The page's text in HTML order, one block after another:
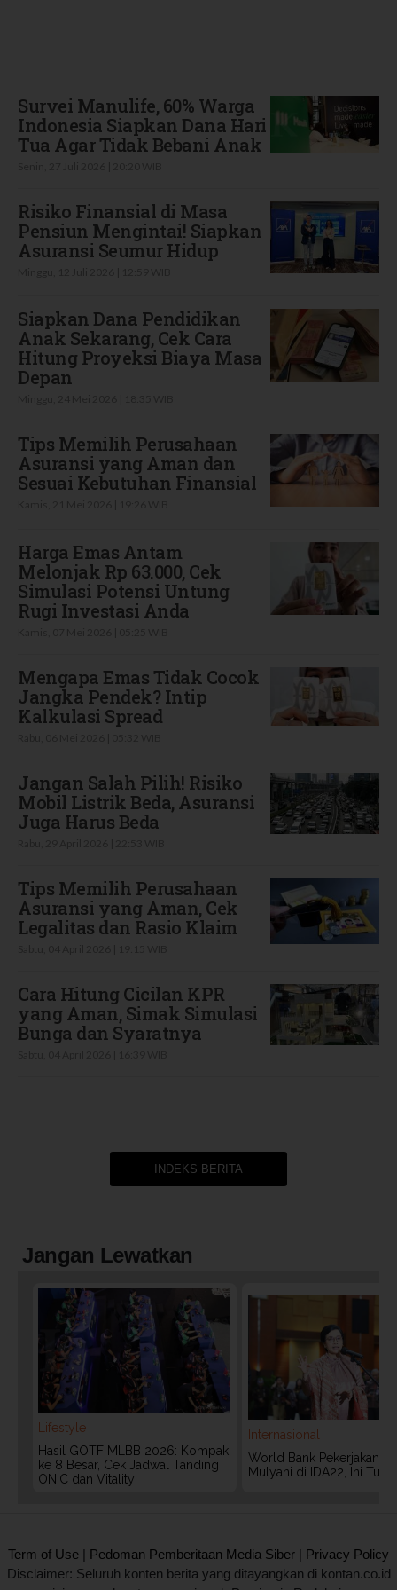
Survei Manulife, 60% Warga
Indonesia Siapkan Dana Hari
Tua Agar Tidak Bebani Anak
Risiko Finansial di Masa
Pensiun Mengintai! Siapkan
Asuransi Seumur Hidup
Siapkan Dana Pendidikan
Anak Sekarang, Cek Cara
Hitung Proyeksi Biaya Masa
Depan
Tips Memilih Perusahaan
Asuransi yang Aman dan
Sesuai Kebutuhan Finansial
Harga Emas Antam
Melonjak Rp 63.000, Cek
Simulasi Potensi Untung
Rugi Investasi Anda
Mengapa Emas Tidak Cocok
Jangka Pendek? Intip
Kalkulasi Spread
Jangan Salah Pilih! Risiko
Mobil Listrik Beda, Asuransi
Juga Harus Beda
Tips Memilih Perusahaan
Asuransi yang Aman, Cek
Legalitas dan Rasio Klaim
Cara Hitung Cicilan KPR
yang Aman, Simak Simulasi
Bunga dan Syaratnya
INDEKS BERITA
Jangan Lewatkan
Lifestyle
Hasil GOTF MLBB 2026: Kompak
ke 8 Besar, Cek Jadwal Tanding
ONIC dan Vitality
Internasional
World Bank Pekerjakan
Mulyani di IDA22, Ini
Term of Use | Pedoman Pemberitaan Media Siber | Privacy Policy
Disclaimer: Seluruh konten berita yang ditayangkan di kontan.co.id